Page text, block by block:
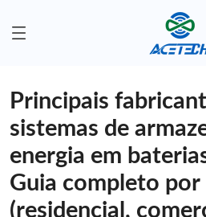
Principais
sistemas de
energia em
Guia completo por
(residencial,